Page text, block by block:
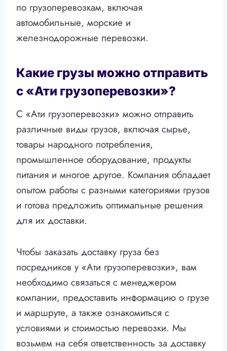
по грузоперевозкам, включая
автомобильные, морские и
железнодорожные перевозки.
Какие грузы можно отправить
с «Ати грузоперевозки»?
С «Ати грузоперевозки» можно отправить
различные виды грузов, включая сырье,
товары народного потребления,
промышленное оборудование, продукты
питания и многое другое. Компания обладает
опытом работы с разными категориями грузов
и готова предложить оптимальные решения
для их доставки.
Чтобы заказать доставку груза без
посредников у «Ати грузоперевозки», вам
необходимо связаться с менеджером
компании, предоставить информацию о грузе
и маршруте, а также ознакомиться с
условиями и стоимостью перевозки. Мы
возьмем на себя ответственность за доставку